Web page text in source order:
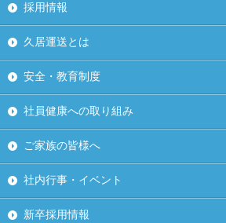
採用情報
久居運送とは
安全・教育制度
社員健康への取り組み
ご家族の皆様へ
社内行事・イベント
新卒採用情報